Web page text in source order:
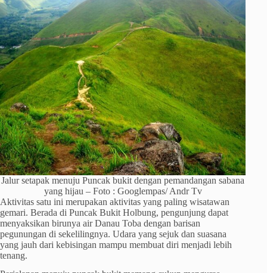
Jalur setapak menuju Puncak bukit dengan pemandangan sabana
yang hijau – Foto : Googlempas/ Andr Tv
Aktivitas satu ini merupakan aktivitas yang paling wisatawan
gemari. Berada di Puncak Bukit Holbung, pengunjung dapat
menyaksikan birunya air Danau Toba dengan barisan
pegunungan di sekelilingnya. Udara yang sejuk dan suasana
yang jauh dari kebisingan mampu membuat diri menjadi lebih
tenang.